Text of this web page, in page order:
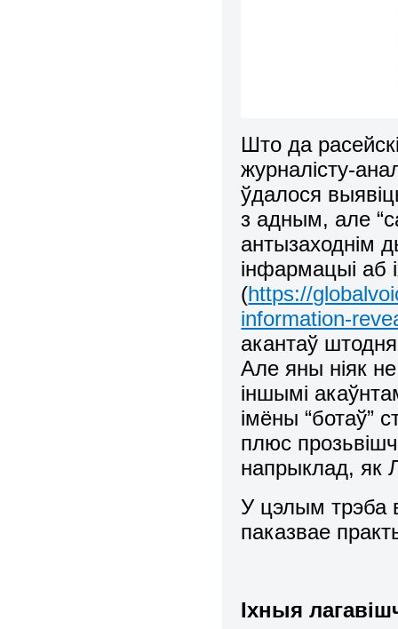
Што да
журналісту-
ўдалося
з адным, але
антызаходнім
інфармацыі аб
(https://
information-
акантаў
Але яны ніяк
іншымі
імёны “ботаў”
плюс
напрыклад, як
У цэлым трэба
паказвае
Іхныя